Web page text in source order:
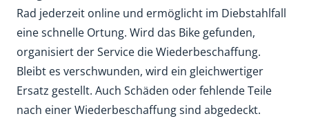
Rad jederzeit online und ermöglicht im Diebstahlfall
eine schnelle Ortung. Wird das Bike gefunden,
organisiert der Service die Wiederbeschaffung.
Bleibt es verschwunden, wird ein gleichwertiger
Ersatz gestellt. Auch Schäden oder fehlende Teile
nach einer Wiederbeschaffung sind abgedeckt.